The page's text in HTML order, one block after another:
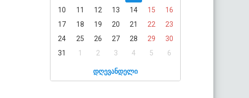
10
11 12 13 14 15
16
17
18 19 20 21 22
23
24
25 26 27 28 29
30
31
1 2 3 4 5 6
დღევანდელი